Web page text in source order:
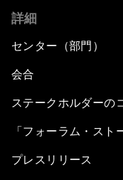
詳細
センター（部門）
会合
ステークホルダーの
「フォーラム・スト
プレスリリース